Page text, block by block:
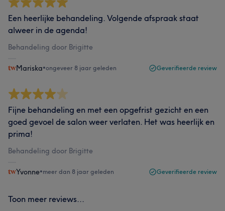
Een heerlijke behandeling. Volgende afspraak staat
alweer in de agenda!
Behandeling door Brigitte
Mariska•ongeveer 8 jaar geleden Geverifieerde review
Fijne behandeling en met een opgefrist gezicht en een
goed gevoel de salon weer verlaten. Het was heerlijk en
prima!
Behandeling door Brigitte
Yvonne•meer dan 8 jaar geleden Geverifieerde review
Toon meer reviews...